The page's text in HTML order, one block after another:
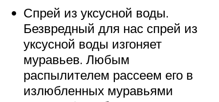
Спрей из уксусной воды.
Безвредный для нас спрей из
уксусной воды изгоняет
муравьев. Любым
распылителем рассеем его в
излюбленных муравьями